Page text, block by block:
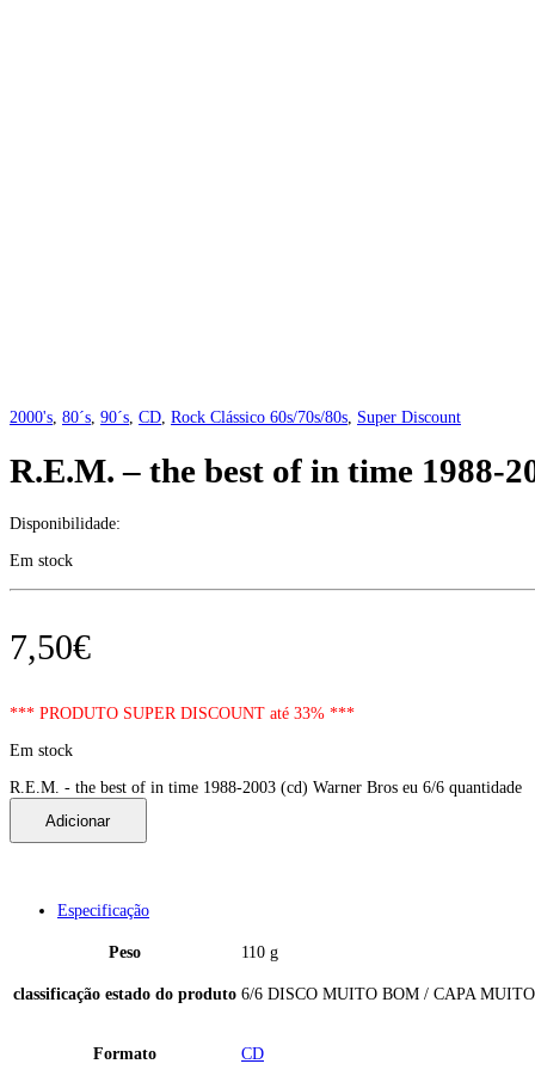
2000's, 80´s, 90´s, CD, Rock Clássico 60s/70s/80s, Super Discount
R.E.M. – the best of in time 1988-
Disponibilidade:
Em stock
7,50€
*** PRODUTO SUPER DISCOUNT até 33% ***
Em stock
R.E.M. - the best of in time 1988-2003 (cd) Warner Bros eu 6/6 quantidade
Adicionar
Especificação
Peso 110 g
classificação estado do produto 6/6 DISCO MUITO BOM / CAPA
Formato CD